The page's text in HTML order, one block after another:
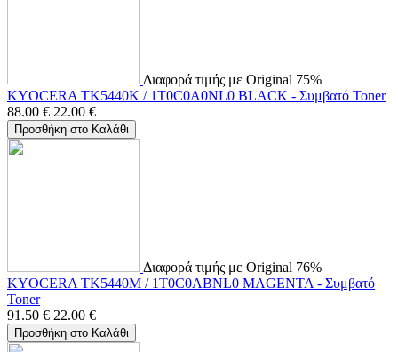
Διαφορά τιμής με Original 75%
KYOCERA TK5440K / 1T0C0A0NL0 BLACK - Συμβατό Toner
88.00 € 22.00 €
Προσθήκη στο Καλάθι
Διαφορά τιμής με Original 76%
KYOCERA TK5440M / 1T0C0ABNL0 MAGENTA - Συμβατό
Toner
91.50 € 22.00 €
Προσθήκη στο Καλάθι